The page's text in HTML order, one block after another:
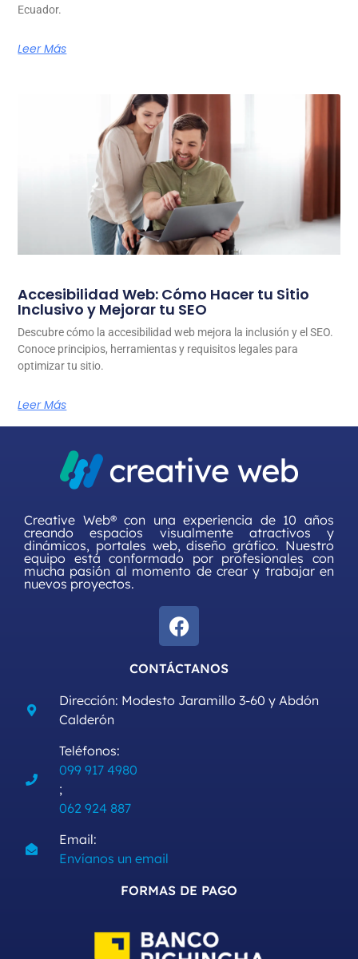
Ecuador.
Leer Más
Accesibilidad Web: Cómo Hacer tu Sitio
Inclusivo y Mejorar tu SEO
Descubre cómo la accesibilidad web mejora la inclusión y el SEO.
Conoce principios, herramientas y requisitos legales para
optimizar tu sitio.
Leer Más
Creative Web® con una experiencia de 10 años
creando espacios visualmente atractivos y
dinámicos, portales web, diseño gráfico. Nuestro
equipo está conformado por profesionales con
mucha pasión al momento de crear y trabajar en
nuevos proyectos.
CONTÁCTANOS
Dirección: Modesto Jaramillo 3-60 y Abdón
Calderón
Teléfonos:
099 917 4980
;
062 924 887
Email:
Envíanos un email
FORMAS DE PAGO